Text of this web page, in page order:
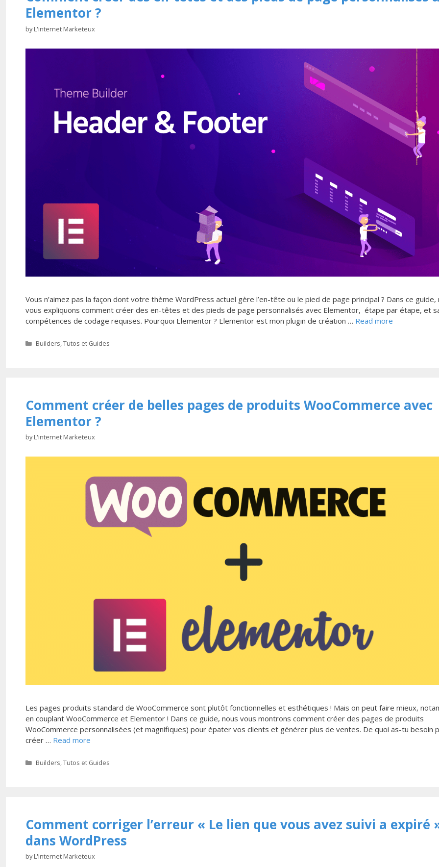
Elementor ?
byL'internet Marketeux
Vous n’aimez pas la façon dont votre thème WordPress actuel gère l’en-tête ou le pied de page principal ? Dans ce guide,
vous expliquons comment créer des en-têtes et des pieds de page personnalisés avec Elementor, étape par étape, et
compétences de codage requises. Pourquoi Elementor ? Elementor est mon plugin de création … Read more
Categories
Builders,Tutos et Guides
Comment créer de belles pages de produits WooCommerce avec
Elementor ?
byL'internet Marketeux
Les pages produits standard de WooCommerce sont plutôt fonctionnelles et esthétiques ! Mais on peut faire mieux,
en couplant WooCommerce et Elementor ! Dans ce guide, nous vous montrons comment créer des pages de produits
WooCommerce personnalisées (et magnifiques) pour épater vos clients et générer plus de ventes. De quoi as-tu besoin
créer … Read more
Categories
Builders,Tutos et Guides
Comment corriger l’erreur « Le lien que vous avez suivi a expiré
dans WordPress
byL'internet Marketeux